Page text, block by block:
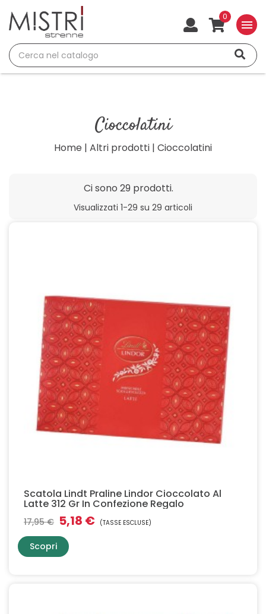
0
menu
Cioccolatini
Home Altri prodotti Cioccolatini
Ci sono 29 prodotti.
Visualizzati 1-29 su 29 articoli
Scatola Lindt Praline Lindor Cioccolato Al
Latte 312 Gr In Confezione Regalo
17,95 € 5,18 € (TASSE ESCLUSE)
Scopri